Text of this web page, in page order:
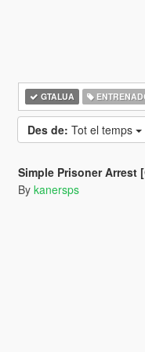
GTALUA
Des de: Tot el temps
5.0
Simple Prisoner Arrest
By kanersps